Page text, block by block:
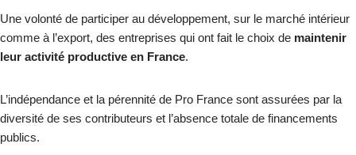
Une volonté de participer au développement, sur le marché intérieur
comme à l’export, des entreprises qui ont fait le choix de maintenir
leur activité productive en France.
L’indépendance et la pérennité de Pro France sont assurées par la
diversité de ses contributeurs et l’absence totale de financements
publics.